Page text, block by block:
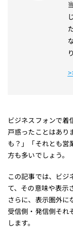
ビジネスフォンで着
戸惑ったことはあり
も？」「それとも営
方も多いでしょう。
この記事では、ビジ
て、その意味や表示
さらに、表示圏外に
受信側・発信側それ
します。